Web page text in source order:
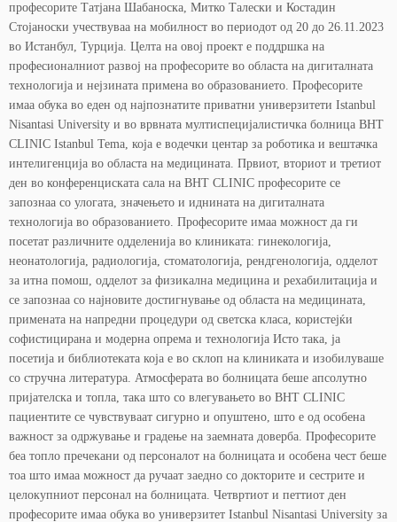
професорите Татјана Шабаноска, Митко Талески и Костадин
Стојаноски учествуваа на мобилност во периодот од 20 до 26.11.2023
во Истанбул, Турција. Целта на овој проект е поддршка на
професионалниот развој на професорите во областа на дигиталната
технологија и нејзината примена во образованието. Професорите
имаа обука во еден од најпознатите приватни универзитети Istanbul
Nisantasi University и во врвната мултиспецијалистичка болница BHT
CLINIC Istanbul Tema, која е водечки центар за роботика и вештачка
интелигенција во областа на медицината. Првиот, вториот и третиот
ден во конференциската сала на BHT CLINIC професорите се
запознаа со улогата, значењето и иднината на дигиталната
технологија во образованието. Професорите имаа можност да ги
посетат различните одделенија во клиниката: гинекологија,
неонатологија, радиологија, стоматологија, рендгенологија, одделот
за итна помош, одделот за физикална медицина и рехабилитација и
се запознаа со најновите достигнување од областа на медицината,
примената на напредни процедури од светска класа, користејќи
софистицирана и модерна опрема и технологија Исто така, ја
посетија и библиотеката која е во склоп на клиниката и изобилуваше
со стручна литература. Атмосферата во болницата беше апсолутно
пријателска и топла, така што со влегувањето во BHT CLINIC
пациентите се чувствуваат сигурно и опуштено, што е од особена
важност за одржување и градење на заемната доверба. Професорите
беа топло пречекани од персоналот на болницата и особена чест беше
тоа што имаа можност да ручаат заедно со докторите и сестрите и
целокупниот персонал на болницата. Четвртиот и петтиот ден
професорите имаа обука во универзитет Istanbul Nisantasi University за